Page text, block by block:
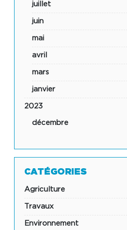
juillet
juin
mai
avril
mars
janvier
2023
décembre
CATÉGORIES
Agriculture
Travaux
Environnement